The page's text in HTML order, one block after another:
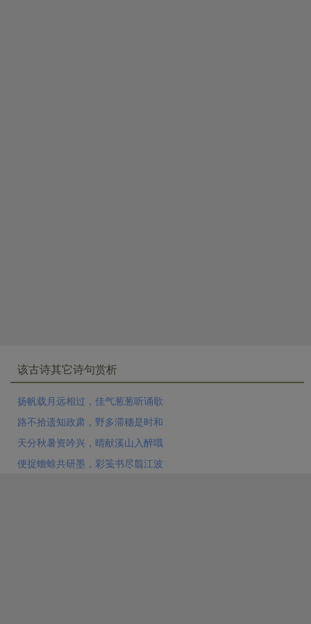
该古诗其它诗句赏析
扬帆载月远相过，佳气葱葱听诵歌
路不拾遗知政肃，野多滞穗是时和
天分秋暑资吟兴，晴献溪山入醉哦
便捉蟾蜍共研墨，彩笺书尽翦江波